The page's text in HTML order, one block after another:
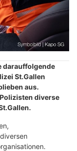
darauffolgende
St.Gallen
aus.
diverse